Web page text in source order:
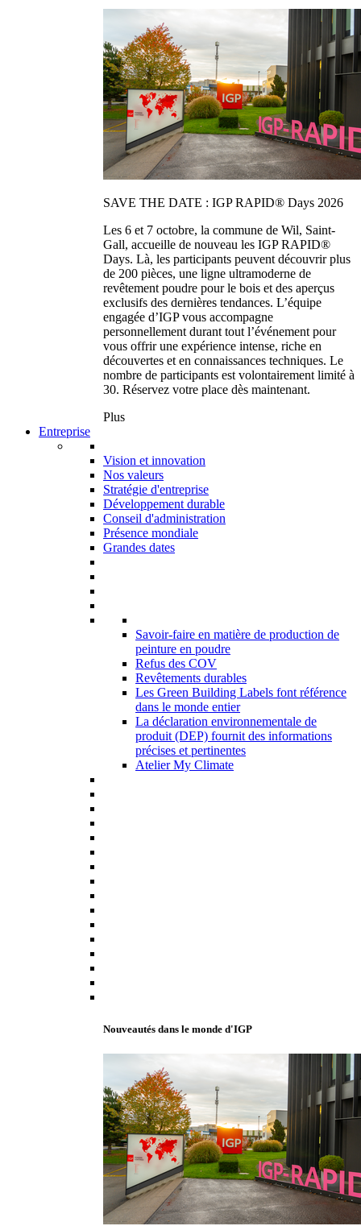
SAVE THE DATE : IGP RAPID® Days 2026
Les 6 et 7 octobre, la commune de Wil, Saint-
Gall, accueille de nouveau les IGP RAPID®
Days. Là, les participants peuvent découvrir plus
de 200 pièces, une ligne ultramoderne de
revêtement poudre pour le bois et des aperçus
exclusifs des dernières tendances. L’équipe
engagée d’IGP vous accompagne
personnellement durant tout l’événement pour
vous offrir une expérience intense, riche en
découvertes et en connaissances techniques. Le
nombre de participants est volontairement limité à
30. Réservez votre place dès maintenant.
Plus
Entreprise
Vision et innovation
Nos valeurs
Stratégie d'entreprise
Développement durable
Conseil d'administration
Présence mondiale
Grandes dates
Savoir-faire en matière de production de
peinture en poudre
Refus des COV
Revêtements durables
Les Green Building Labels font référence
dans le monde entier
La déclaration environnementale de
produit (DEP) fournit des informations
précises et pertinentes
Atelier My Climate
Nouveautés dans le monde d'IGP